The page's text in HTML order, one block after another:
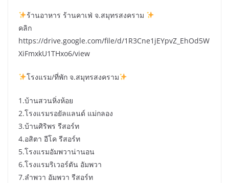
ร้านอาหาร ร้านคาเฟ่ จ.สมุทรสงคราม
คลิก
https://drive.google.com/file/d/1R3Cne1jEYpvZ_EhOd5W
XiFmxkU1THxo6/view
โรงแรม/ที่พัก จ.สมุทรสงคราม
1.บ้านสวนหิ่งห้อย
2.โรงแรมรอยัลแลนด์ แม่กลอง
3.บ้านศิริพร รีสอร์ท
4.อสิตา อีโค รีสอร์ท
5.โรงแรมอัมพวาน่านอน
6.โรงแรมริเวอร์ตัน อัมพวา
7.ลำพวา อัมพวา รีสอร์ท